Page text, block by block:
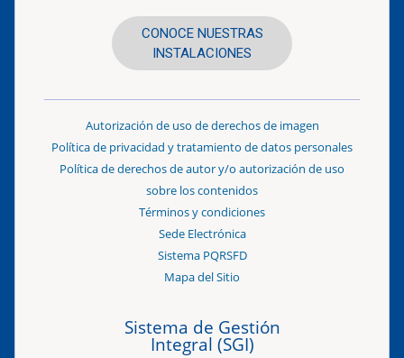
CONOCE NUESTRAS
INSTALACIONES
Autorización de uso de derechos de imagen
Política de privacidad y tratamiento de datos personales
Política de derechos de autor y/o autorización de uso
sobre los contenidos
Términos y condiciones
Sede Electrónica
Sistema PQRSFD
Mapa del Sitio
Sistema de Gestión
Integral (SGI)